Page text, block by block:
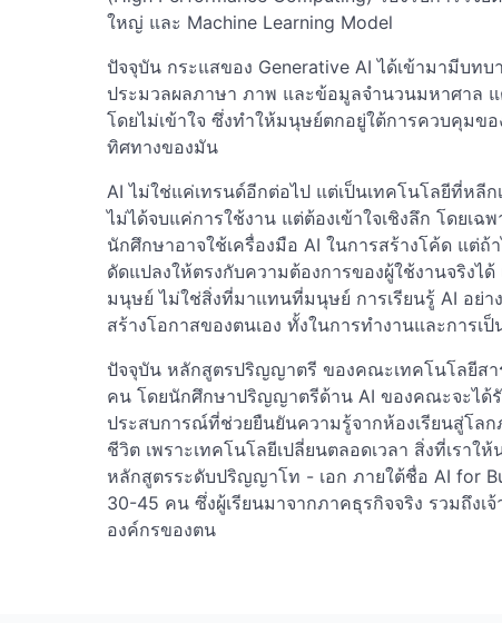
ใหญ่ และ Machine Learning Model
ปัจจุบัน กระแสของ Generative AI ได้เข้ามามีบท
ประมวลผลภาษา ภาพ และข้อมูลจำนวนมหาศาล
โดยไม่เข้าใจ ซึ่งทำให้มนุษย์ตกอยู่ใต้การควบคุม
ทิศทางของมัน
AI ไม่ใช่แค่เทรนด์อีกต่อไป แต่เป็นเทคโนโลยีที่หลี
ไม่ได้จบแค่การใช้งาน แต่ต้องเข้าใจเชิงลึก โดยเ
นักศึกษาอาจใช้เครื่องมือ AI ในการสร้างโค้ด แต่ถ้
ดัดแปลงให้ตรงกับความต้องการของผู้ใช้งานจริงไ
มนุษย์ ไม่ใช่สิ่งที่มาแทนที่มนุษย์ การเรียนรู้ AI อย่า
สร้างโอกาสของตนเอง ทั้งในการทำงานและการเ
ปัจจุบัน หลักสูตรปริญญาตรี ของคณะเทคโนโลยีส
คน โดยนักศึกษาปริญญาตรีด้าน AI ของคณะจะได้
ประสบการณ์ที่ช่วยยืนยันความรู้จากห้องเรียนสู่โล
ชีวิต เพราะเทคโนโลยีเปลี่ยนตลอดเวลา สิ่งที่เรา
หลักสูตรระดับปริญญาโท - เอก ภายใต้ชื่อ AI for
30-45 คน ซึ่งผู้เรียนมาจากภาคธุรกิจจริง รวมถึงเ
องค์กรของตน